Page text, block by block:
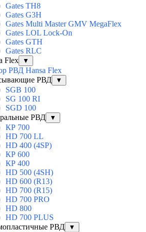
Gates TH8
Gates G3H
Gates Multi Master GMV MegaFlex
Gates LOL Lock-On
Gates GTH
Gates RLC
Flex
▼
РВД Hansa Flex
РВД
▼
SGB 100
SG 100 RI
SGD 100
РВД
▼
КР 700
HD 700 LL
HD 400 (4SP)
КР 600
КР 400
HD 500 (4SН)
HD 600 (R13)
HD 700 (R15)
HD 700 PRO
HD 800
HD 700 PLUS
РВД
▼